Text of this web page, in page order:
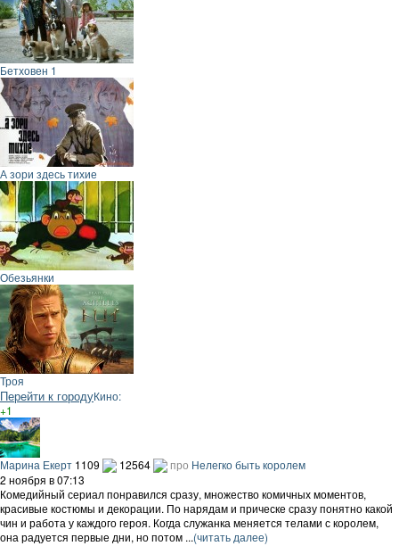
Бетховен 1
А зори здесь тихие
Обезьянки
Троя
Перейти к городуКино:
+1
Марина Екерт 1109 12564 про Нелегко быть королем
2 ноября в 07:13
Комедийный сериал понравился сразу, множество комичных моментов,
красивые костюмы и декорации. По нарядам и прическе сразу понятно какой
чин и работа у каждого героя. Когда служанка меняется телами с королем,
она радуется первые дни, но потом ...(читать далее)